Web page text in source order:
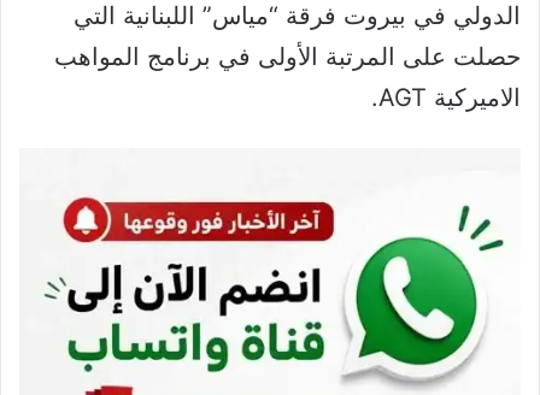
الدولي في بيروت فرقة “مياس” اللبنانية التي
حصلت على المرتبة الأولى في برنامج المواهب
الاميركية AGT.